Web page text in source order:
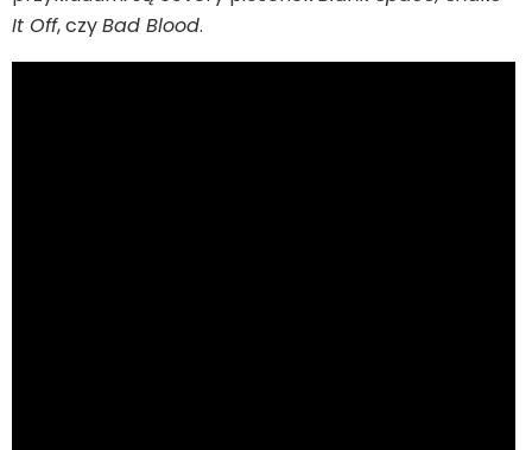
It Off, czyBad Blood.